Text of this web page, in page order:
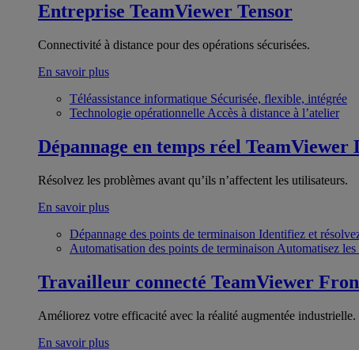
Entreprise TeamViewer Tensor
Connectivité à distance pour des opérations sécurisées.
En savoir plus
Téléassistance informatique Sécurisée, flexible, intégrée
Technologie opérationnelle Accès à distance à l’atelier
Dépannage en temps réel TeamViewer
Résolvez les problèmes avant qu’ils n’affectent les utilisateurs.
En savoir plus
Dépannage des points de terminaison Identifiez et
Automatisation des points de terminaison Automatisez
Travailleur connecté TeamViewer
Améliorez votre efficacité avec la réalité augmentée industrielle.
En savoir plus